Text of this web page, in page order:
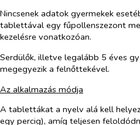
Nincsenek adatok gyermekek
tablettával egy fűpollenszezont
kezelésre vonatkozóan.
Serdülők, illetve legalább 5 éves
megegyezik a felnőttekével.
Az alkalmazás módja
A tablettákat a nyelv alá kell
egy percig), amíg teljesen